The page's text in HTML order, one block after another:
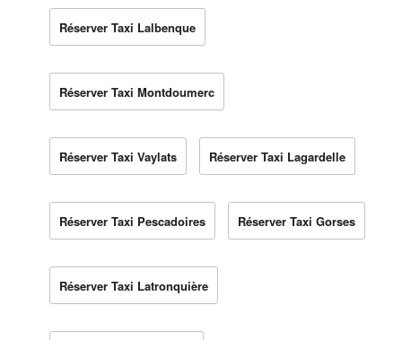
Réserver Taxi Lalbenque
Réserver Taxi Montdoumerc
Réserver Taxi Vaylats Réserver Taxi Lagardelle
Réserver Taxi Pescadoires Réserver Taxi Gorses
Réserver Taxi Latronquière